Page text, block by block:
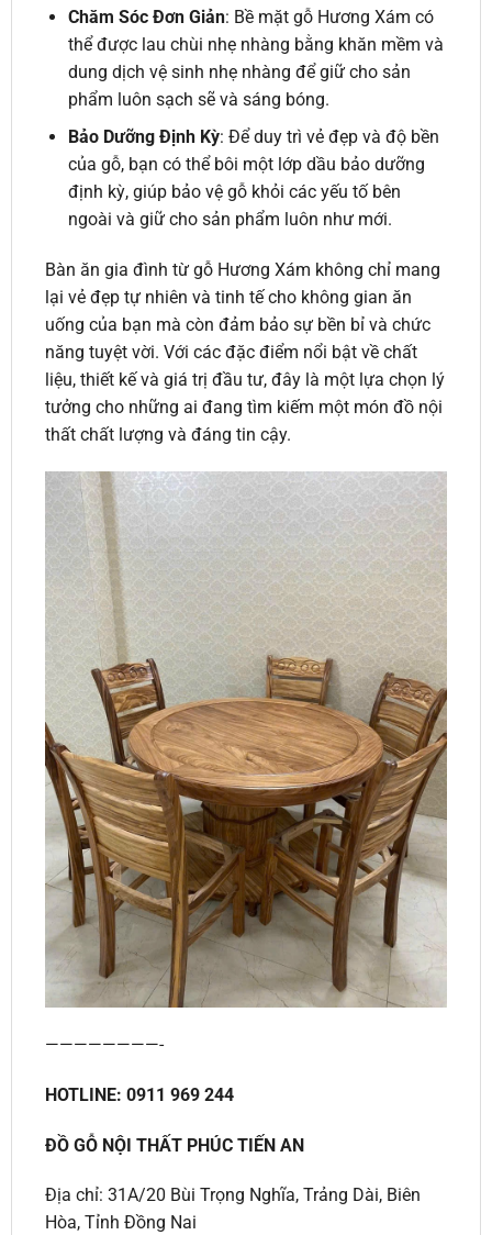
Chăm Sóc Đơn Giản: Bề mặt gỗ Hương Xám có
thể được lau chùi nhẹ nhàng bằng khăn mềm và
dung dịch vệ sinh nhẹ nhàng để giữ cho sản
phẩm luôn sạch sẽ và sáng bóng.
Bảo Dưỡng Định Kỳ: Để duy trì vẻ đẹp và độ bền
của gỗ, bạn có thể bôi một lớp dầu bảo dưỡng
định kỳ, giúp bảo vệ gỗ khỏi các yếu tố bên
ngoài và giữ cho sản phẩm luôn như mới.
Bàn ăn gia đình từ gỗ Hương Xám không chỉ mang
lại vẻ đẹp tự nhiên và tinh tế cho không gian ăn
uống của bạn mà còn đảm bảo sự bền bỉ và chức
năng tuyệt vời. Với các đặc điểm nổi bật về chất
liệu, thiết kế và giá trị đầu tư, đây là một lựa chọn lý
tưởng cho những ai đang tìm kiếm một món đồ nội
thất chất lượng và đáng tin cậy.
————————-
HOTLINE: 0911 969 244
ĐỒ GỖ NỘI THẤT PHÚC TIẾN AN
Địa chỉ: 31A/20 Bùi Trọng Nghĩa, Trảng Dài, Biên
Hòa, Tỉnh Đồng Nai